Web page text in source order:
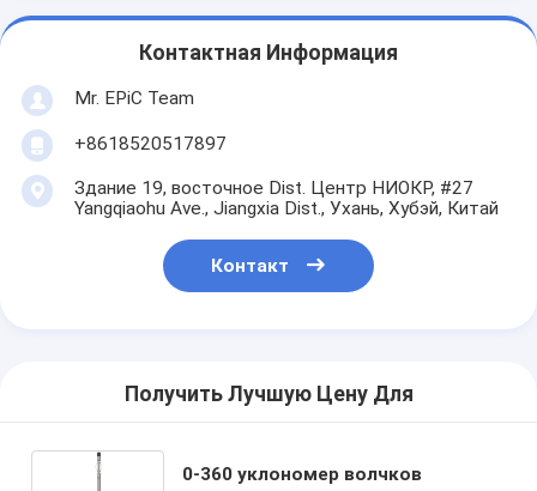
Контактная Информация
Mr. EPiC Team
+8618520517897
Здание 19, восточное Dist. Центр НИОКР, #27
Yangqiaohu Ave., Jiangxia Dist., Ухань, Хубэй, Китай
Контакт
Получить Лучшую Цену Для
0-360 уклономер волчков